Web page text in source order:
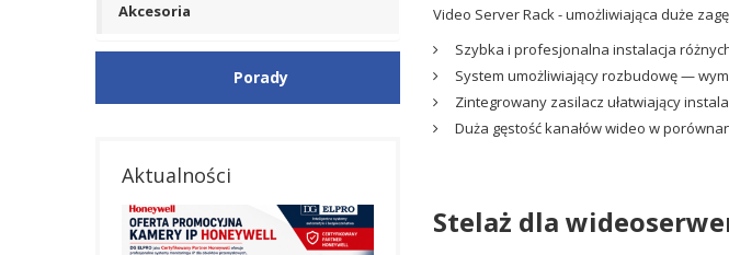
Video Server Rack - umożliwiająca duże
Szybka i profesjonalna instalacja
System umożliwiający rozbudowę —
Zintegrowany zasilacz ułatwiający
Duża gęstość kanałów wideo w
Stelaż dla
Akcesoria
Porady
Aktualności